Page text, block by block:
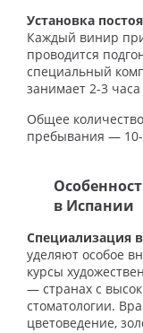
Установка
Каждый винир
проводится
специальный
занимает 2-3
Общее
пребывания —
в Испании
Специализация
уделяют особое
курсы
— странах с
стоматологии.
цветоведение,